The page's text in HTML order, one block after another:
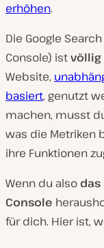
erhöhen.
Die Google
Console) istvöllig
Website,
basiert, genutzt
machen, musst
was die Metriken
ihre Funktionen
Wenn du also das
Console
für dich. Hier ist,